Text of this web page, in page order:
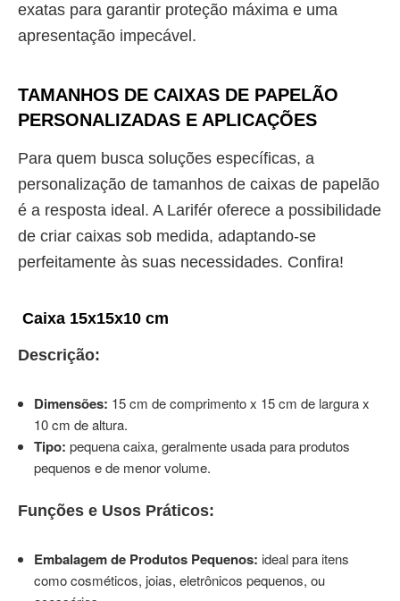
exatas para garantir proteção máxima e uma
apresentação impecável.
TAMANHOS DE CAIXAS DE PAPELÃO
PERSONALIZADAS E APLICAÇÕES
Para quem busca soluções específicas, a
personalização de tamanhos de caixas de papelão
é a resposta ideal. A Larifér oferece a possibilidade
de criar caixas sob medida, adaptando-se
perfeitamente às suas necessidades. Confira!
Caixa 15x15x10 cm
Descrição:
Dimensões: 15 cm de comprimento x 15 cm de largura x
10 cm de altura.
Tipo: pequena caixa, geralmente usada para produtos
pequenos e de menor volume.
Funções e Usos Práticos:
Embalagem de Produtos Pequenos: ideal para itens
como cosméticos, joias, eletrônicos pequenos, ou